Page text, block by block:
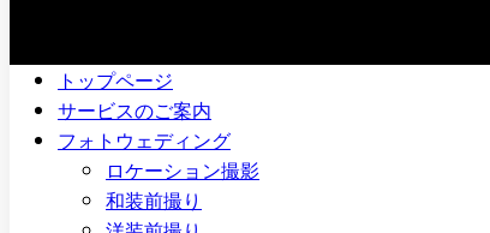
トップページ
サービスのご案内
フォトウェディング
ロケーション撮影
和装前撮り